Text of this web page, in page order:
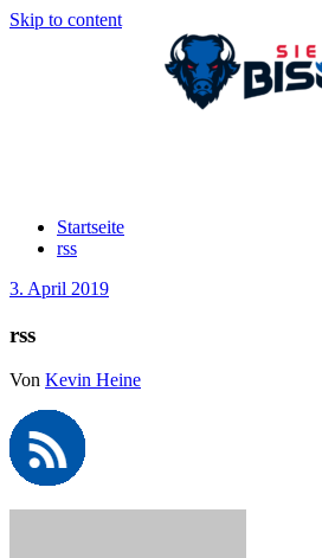
Skip to content
Startseite
rss
3. April 2019
rss
Von Kevin Heine